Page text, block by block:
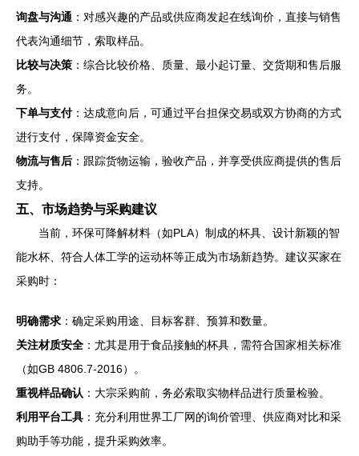
询盘与沟通 ：对感兴趣的产品或供应商发起在线询价，直接与销售
代表沟通细节，索取样品。
比较与决策 ：综合比较价格、质量、最小起订量、交货期和售后服
务。
下单与支付：达成意向后，可通过平台担保交易或双方协商的方式
进行支付，保障资金安全。
物流与售后 ：跟踪货物运输，验收产品，并享受供应商提供的售后
支持。
五、市场趋势与采购建议
当前，环保可降解材料（如PLA）制成的杯具、设计新颖的智
能水杯、符合人体工学的运动杯等正成为市场新趋势。建议买家在
采购时：
明确需求 ：确定采购用途、目标客群、预算和数量。
关注材质安全 ：尤其是用于食品接触的杯具，需符合国家相关标准
（如GB 4806.7-2016）。
重视样品确认 ：大宗采购前，务必索取实物样品进行质量检验。
利用平台工具 ：充分利用世界工厂网的询价管理、供应商对比和采
购助手等功能，提升采购效率。